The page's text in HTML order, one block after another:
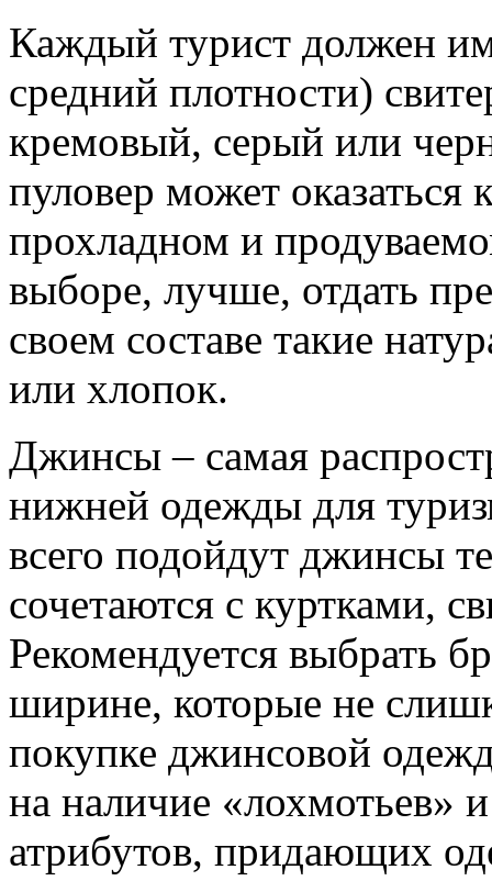
Каждый турист должен
средний плотности)
кремовый, серый или
пуловер может оказаться
прохладном и
выборе, лучше, отдать
своем составе такие
или хлопок.
Джинсы – самая
нижней одежды для
всего подойдут джинсы
сочетаются с куртками,
Рекомендуется выбрать
ширине, которые не
покупке джинсовой
на наличие «лохмотьев»
атрибутов, придающих